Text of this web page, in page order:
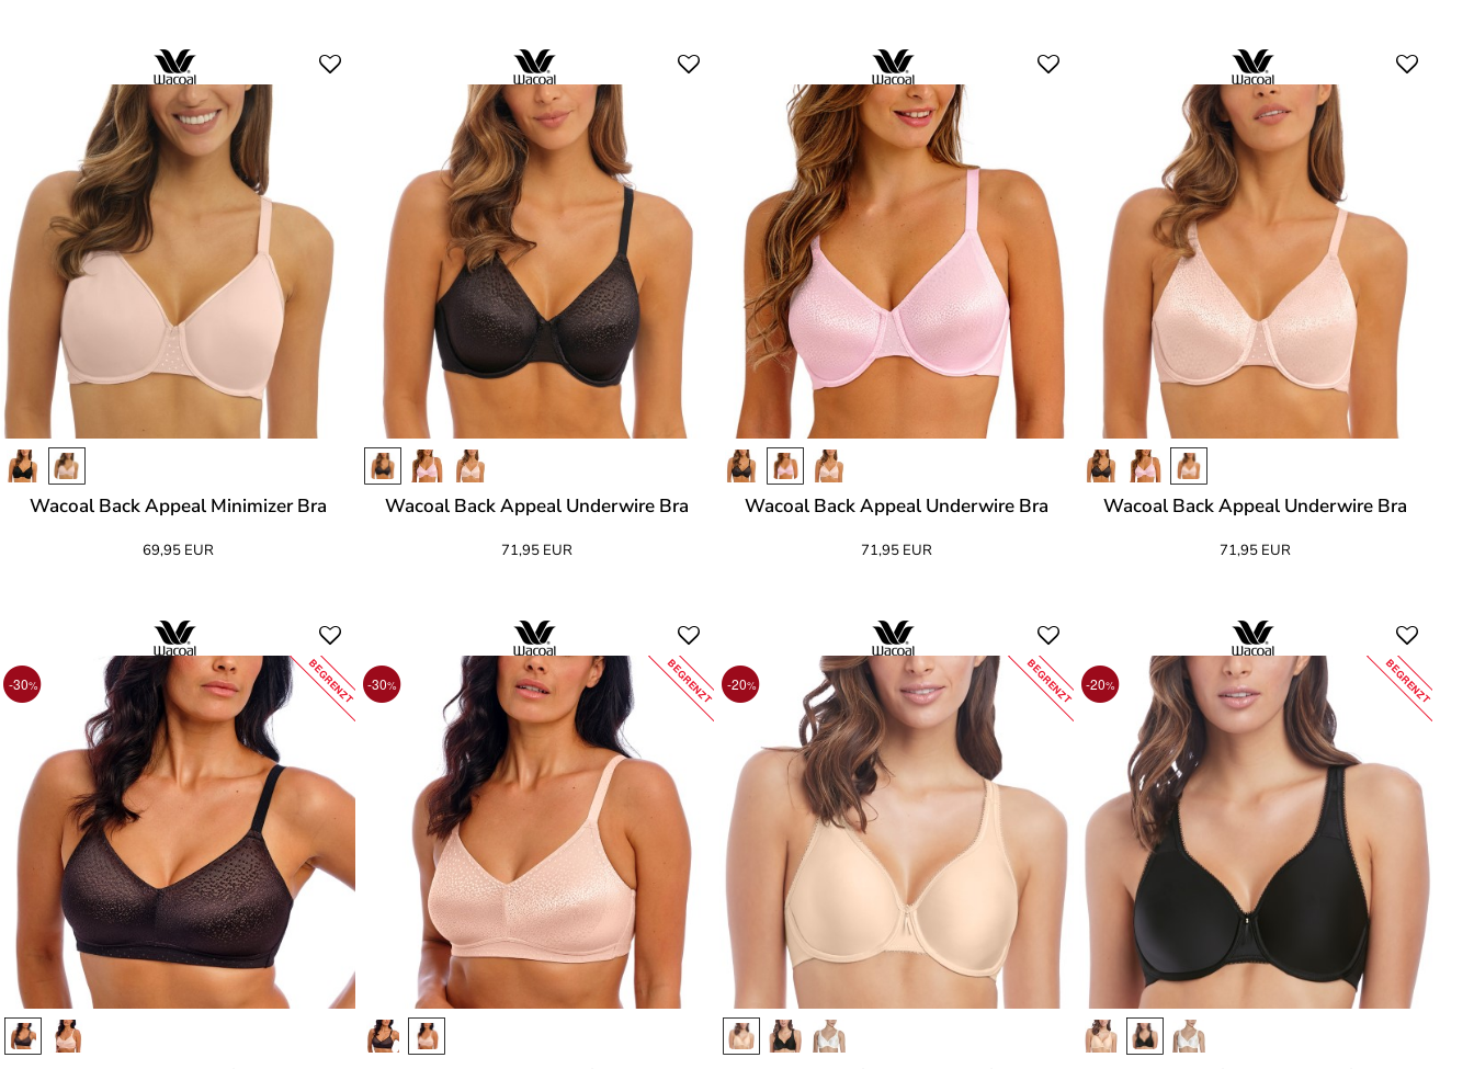
Wacoal Back Appeal Minimizer Bra
69,95 EUR
Wacoal Back Appeal Underwire Bra
71,95 EUR
Wacoal Back Appeal Underwire Bra
71,95 EUR
Wacoal Back Appeal Underwire Bra
71,95 EUR
-30% BEGRENZT -30% BEGRENZT -20% BEGRENZT -20% BEGRENZT